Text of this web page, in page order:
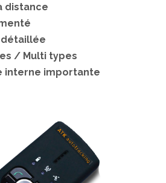
distance
/ Multi types
interne importante